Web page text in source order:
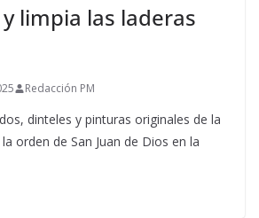
limpia las laderas
Redacción PM
dinteles y pinturas originales de la
orden de San Juan de Dios en la